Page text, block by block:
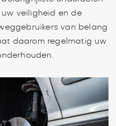
veiligheid en de
van belang
daarom regelmatig uw